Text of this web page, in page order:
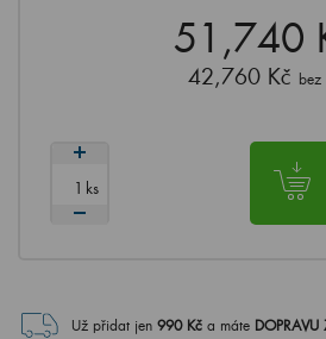
51,740
42,760 Kč bez
ks
Už přidat jen 990Kč a máte DOPRAVU